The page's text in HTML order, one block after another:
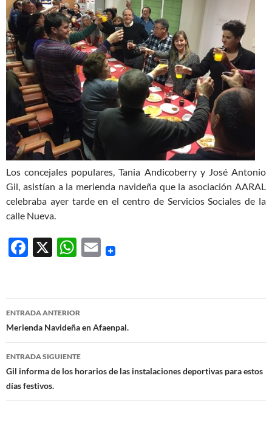
Los concejales populares, Tania Andicoberry y José Antonio
Gil, asistían a la merienda navideña que la asociación AARAL
celebraba ayer tarde en el centro de Servicios Sociales de la
calle Nueva.
F
b
o
o
k
X
W
s
A
p
p
E
Navegación
de
entradas
ENTRADA ANTERIOR
Merienda Navideña en Afaenpal.
ENTRADA SIGUIENTE
Gil informa de los horarios de las instalaciones deportivas para estos
días festivos.